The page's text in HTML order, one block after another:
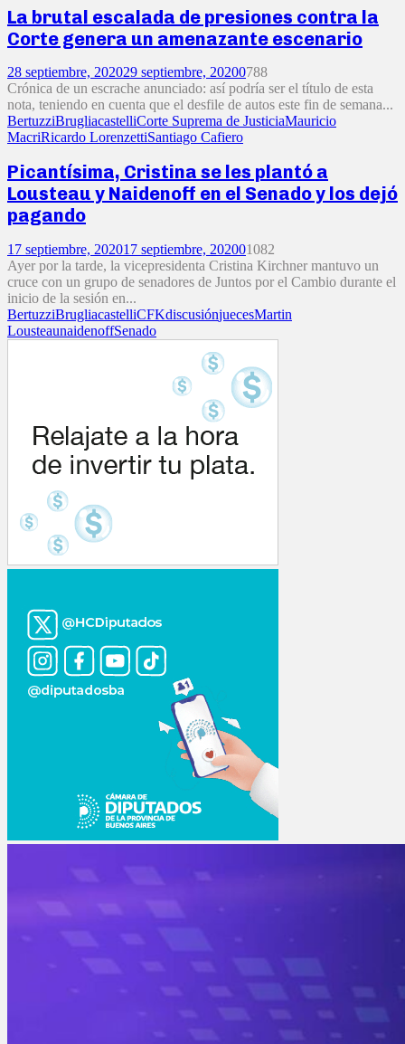
La brutal escalada de presiones contra la
Corte genera un amenazante escenario
28 septiembre, 202029 septiembre, 20200788
Crónica de un escrache anunciado: así podría ser el título de esta
nota, teniendo en cuenta que el desfile de autos este fin de semana...
BertuzziBrugliacastelliCorte Suprema de JusticiaMauricio
MacriRicardo LorenzettiSantiago Cafiero
Picantísima, Cristina se les plantó a
Lousteau y Naidenoff en el Senado y los dejó
pagando
17 septiembre, 202017 septiembre, 202001082
Ayer por la tarde, la vicepresidenta Cristina Kirchner mantuvo un
cruce con un grupo de senadores de Juntos por el Cambio durante el
inicio de la sesión en...
BertuzziBrugliacastelliCFKdiscusiónjuecesMartin
LousteaunaidenoffSenado